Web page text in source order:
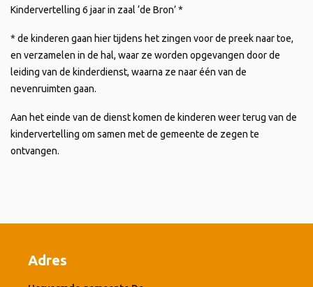
Kindervertelling 6 jaar in zaal ‘de Bron’ *
* de kinderen gaan hier tijdens het zingen voor de preek naar toe,
en verzamelen in de hal, waar ze worden opgevangen door de
leiding van de kinderdienst, waarna ze naar één van de
nevenruimten gaan.
Aan het einde van de dienst komen de kinderen weer terug van de
kindervertelling om samen met de gemeente de zegen te
ontvangen.
Adres